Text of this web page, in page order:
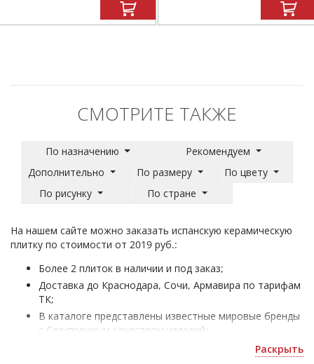
СМОТРИТЕ ТАКЖЕ
По назначению
Рекомендуем
Дополнительно
По размеру
По цвету
По рисунку
По стране
На нашем сайте можно заказать испанскую керамическую
плитку по стоимости от 2019 руб.:
Более 2 плиток в наличии и под заказ;
Доставка до Краснодара, Сочи, Армавира по тарифам
ТК;
В каталоге представлены известные мировые бренды
с безупречным качеством изделий;
Испанская плитка - для отделки домов и офисныхРаскрыть